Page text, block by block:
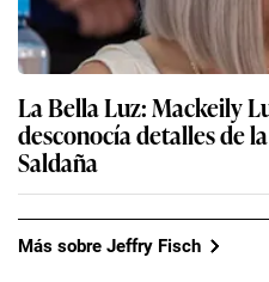
La Bella Luz: Mackeily
desconocía detalles de
Saldaña
Más sobre Jeffry Fisch